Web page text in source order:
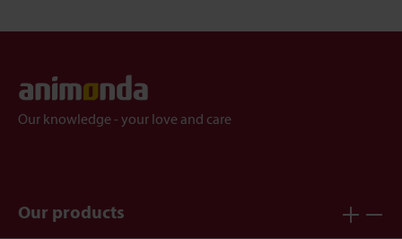
Our knowledge - your love and care
Our products